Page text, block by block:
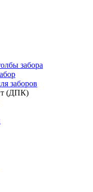
забора
заборов
(ДПК)